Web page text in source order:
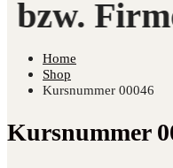
Home
Shop
Kursnummer 00046
Kursnummer